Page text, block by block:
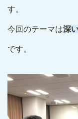
す。
今回のテーマは深
です。